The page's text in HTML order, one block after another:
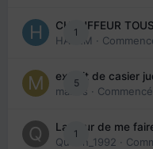
1
CHAUFFEUR
HAZEM ·
5
extrait de casier
maries · Commencé
1
La peur de me
Queen_1992 ·